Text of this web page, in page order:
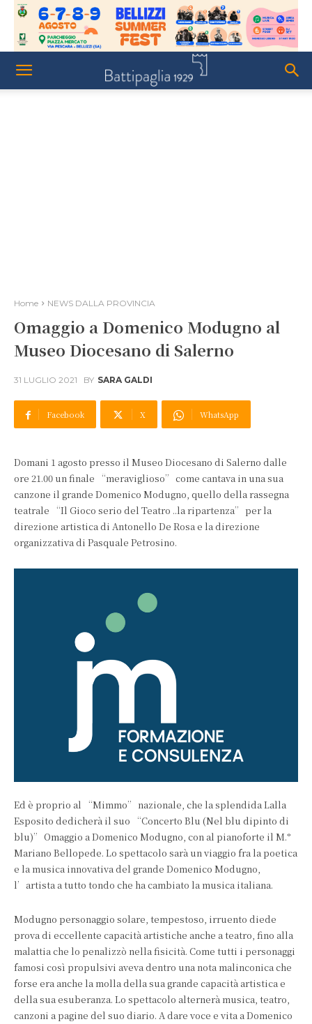
Home NEWS DALLA PROVINCIA
Omaggio a Domenico Modugno al
Museo Diocesano di Salerno
31 LUGLIO 2021 BY SARA GALDI
Facebook X WhatsApp
Domani 1 agosto presso il Museo Diocesano di Salerno dalle
ore 21.00 un finale “meraviglioso” come cantava in una sua
canzone il grande Domenico Modugno, quello della rassegna
teatrale “Il Gioco serio del Teatro ..la ripartenza” per la
direzione artistica di Antonello De Rosa e la direzione
organizzativa di Pasquale Petrosino.
Ed è proprio al “Mimmo” nazionale, che la splendida Lalla
Esposito dedicherà il suo “Concerto Blu (Nel blu dipinto di
blu)” Omaggio a Domenico Modugno, con al pianoforte il M.°
Mariano Bellopede. Lo spettacolo sarà un viaggio fra la poetica
e la musica innovativa del grande Domenico Modugno,
l’artista a tutto tondo che ha cambiato la musica italiana.
Modugno personaggio solare, tempestoso, irruento diede
prova di eccellente capacità artistiche anche a teatro, fino alla
malattia che lo penalizzò nella fisicità. Come tutti i personaggi
famosi così propulsivi aveva dentro una nota malinconica che
forse era anche la molla della sua grande capacità artistica e
della sua esuberanza. Lo spettacolo alternerà musica, teatro,
canzoni a pagine del suo diario. A dare voce e vita a Domenico